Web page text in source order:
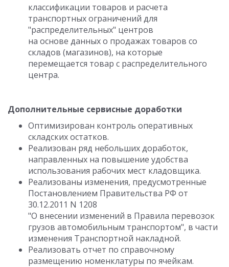
классификации товаров и расчета
транспортных ограничений для
"распределительных" центров
на основе данных о продажах товаров со
складов (магазинов), на которые
перемещается товар с распределительного
центра.
Дополнительные сервисные доработки
Оптимизирован контроль оперативных
складских остатков.
Реализован ряд небольших доработок,
направленных на повышение удобства
использования рабочих мест кладовщика.
Реализованы изменения, предусмотренные
Постановлением Правительства РФ от
30.12.2011 N 1208
"О внесении изменений в Правила перевозок
грузов автомобильным транспортом", в части
изменения Транспортной накладной.
Реализовать отчет по справочному
размещению номенклатуры по ячейкам.